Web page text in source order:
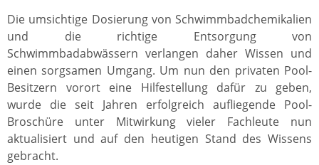
Die umsichtige Dosierung von Schwimmbadchemikalien
und die richtige Entsorgung von
Schwimmbadabwässern verlangen daher Wissen und
einen sorgsamen Umgang. Um nun den privaten Pool-
Besitzern vorort eine Hilfestellung dafür zu geben,
wurde die seit Jahren erfolgreich aufliegende Pool-
Broschüre unter Mitwirkung vieler Fachleute nun
aktualisiert und auf den heutigen Stand des Wissens
gebracht.